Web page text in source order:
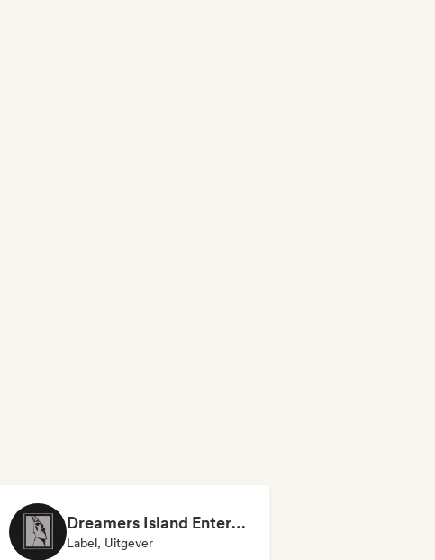
Dreamers Island Entertainment
Label, Uitgever